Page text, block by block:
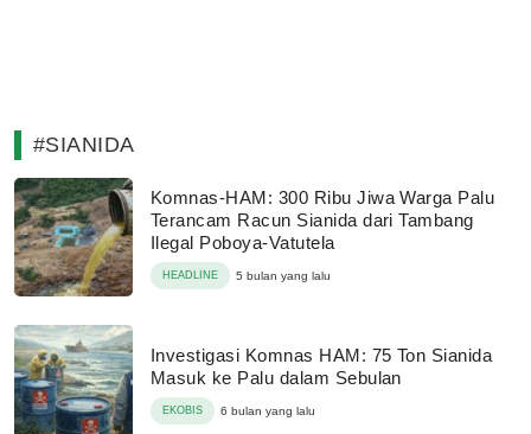
#SIANIDA
Komnas-HAM: 300 Ribu Jiwa Warga Palu
Terancam Racun Sianida dari Tambang
Ilegal Poboya-Vatutela
HEADLINE 5 bulan yang lalu
Investigasi Komnas HAM: 75 Ton Sianida
Masuk ke Palu dalam Sebulan
EKOBIS 6 bulan yang lalu